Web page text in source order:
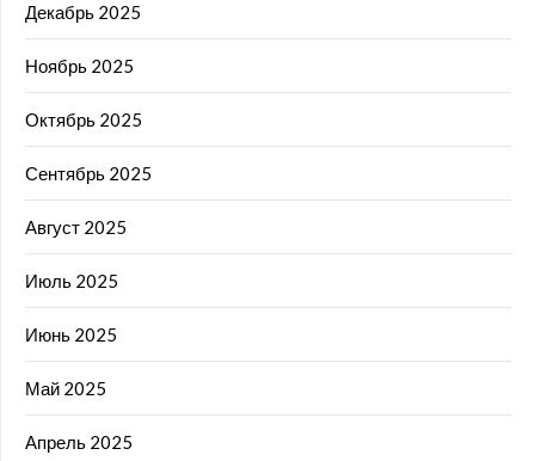
Декабрь 2025
Ноябрь 2025
Октябрь 2025
Сентябрь 2025
Август 2025
Июль 2025
Июнь 2025
Май 2025
Апрель 2025